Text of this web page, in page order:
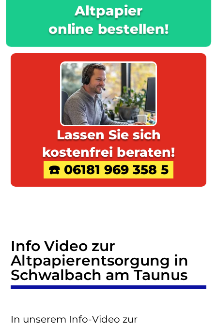
Altpapier
online bestellen!
Lassen Sie sich
kostenfrei beraten!
☎️ 06181 969 358 5
Info Video zur
Altpapierentsorgung in
Schwalbach am Taunus
In unserem Info-Video zur